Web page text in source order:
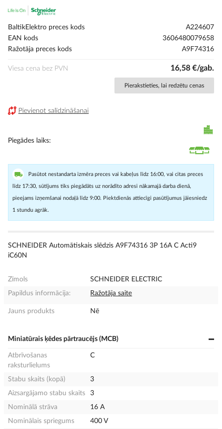
BaltikElektro preces kods
A224607
EAN kods
3606480079658
Ražotāja preces kods
A9F74316
Viesa cena bez PVN 16,58 €/gab.
Pierakstieties, lai redzētu cenas
Pievienot salīdzināšanai
Piegādes laiks
Pasūtot nestandarta izmēra preces vai kabeļus līdz 16:00, vai citas preces
līdz 17:30, sūtījums tiks piegādāts uz norādīto adresi nākamajā darba dienā,
pieejams izņemšanai nodaļā līdz 9:00. Piektdienās attiecīgi pasūtījumus jāiesniedz
1 stundu agrāk.
SCHNEIDER Automātiskais slēdzis A9F74316 3P 16A C Acti9
iC60N
Zīmols
SCHNEIDER ELECTRIC
Papildus informācija:
Ražotāja saite
Jauns produkts Nē
Miniatūrais ķēdes pārtraucējs (MCB)
Atbrīvošanas
raksturlielums
C
Stabu skaits (kopā)
3
Aizsargājamo stabu skaits
3
Nominālā strāva
16 A
Nominālais spriegums
400 V